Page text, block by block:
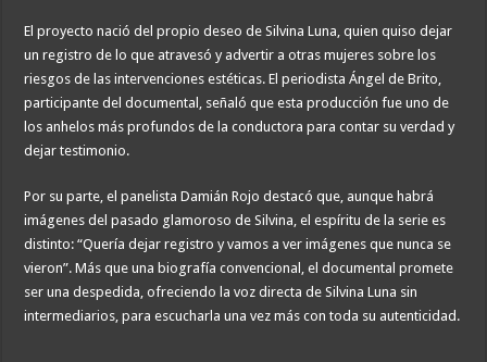
El proyecto nació del propio deseo de Silvina Luna, quien quiso dejar
un registro de lo que atravesó y advertir a otras mujeres sobre los
riesgos de las intervenciones estéticas. El periodista Ángel de Brito,
participante del documental, señaló que esta producción fue uno de
los anhelos más profundos de la conductora para contar su verdad y
dejar testimonio.
Por su parte, el panelista Damián Rojo destacó que, aunque habrá
imágenes del pasado glamoroso de Silvina, el espíritu de la serie es
distinto: “Quería dejar registro y vamos a ver imágenes que nunca se
vieron”. Más que una biografía convencional, el documental promete
ser una despedida, ofreciendo la voz directa de Silvina Luna sin
intermediarios, para escucharla una vez más con toda su autenticidad.